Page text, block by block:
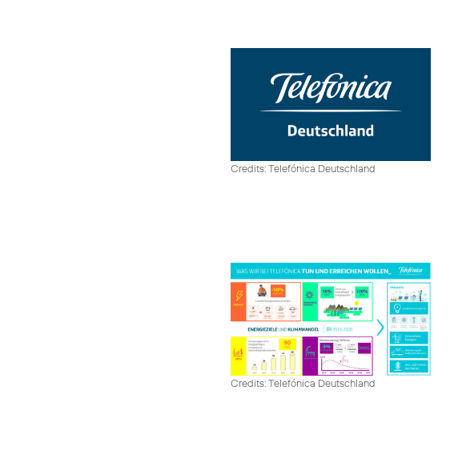
Credits: Telefónica Deutschland
Credits: Telefónica Deutschland